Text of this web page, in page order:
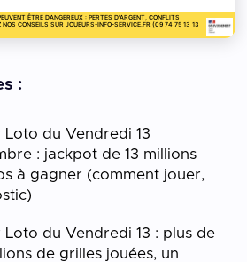
ÊTRE DANGEREUX : PERTES D'ARGENT, CONFLITS
NOS CONSEILS SUR JOUEURS-INFO-SERVICE.FR (09 74 75 13 13
:
Loto du Vendredi 13
: jackpot de 13 millions
à gagner (comment jouer,
Loto du Vendredi 13 : plus de
de grilles jouées, un